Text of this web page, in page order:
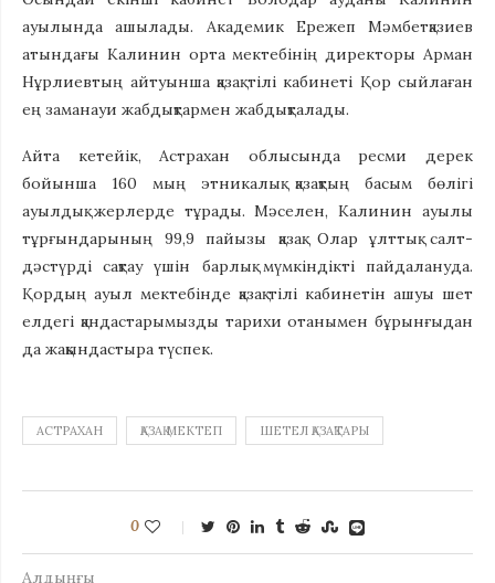
ауылында ашылады. Академик Ережеп Мәмбетқазиев
атындағы Калинин орта мектебінің директоры Арман
Нұрлиевтың айтуынша қазақ тілі кабинеті Қор сыйлаған
ең заманауи жабдықтармен жабдықталады.
Айта кетейік, Астрахан облысында ресми дерек
бойынша 160 мың этникалық қазақтың басым бөлігі
ауылдық жерлерде тұрады. Мәселен, Калинин ауылы
тұрғындарының 99,9 пайызы қазақ. Олар ұлттық салт-
дәстүрді сақтау үшін барлық мүмкіндікті пайдалануда.
Қордың ауыл мектебінде қазақ тілі кабинетін ашуы шет
елдегі қандастарымызды тарихи отанымен бұрынғыдан
да жақындастыра түспек.
АСТРАХАН ҚАЗАҚ МЕКТЕП ШЕТЕЛ ҚАЗАҚТАРЫ
0
Алдыңғы